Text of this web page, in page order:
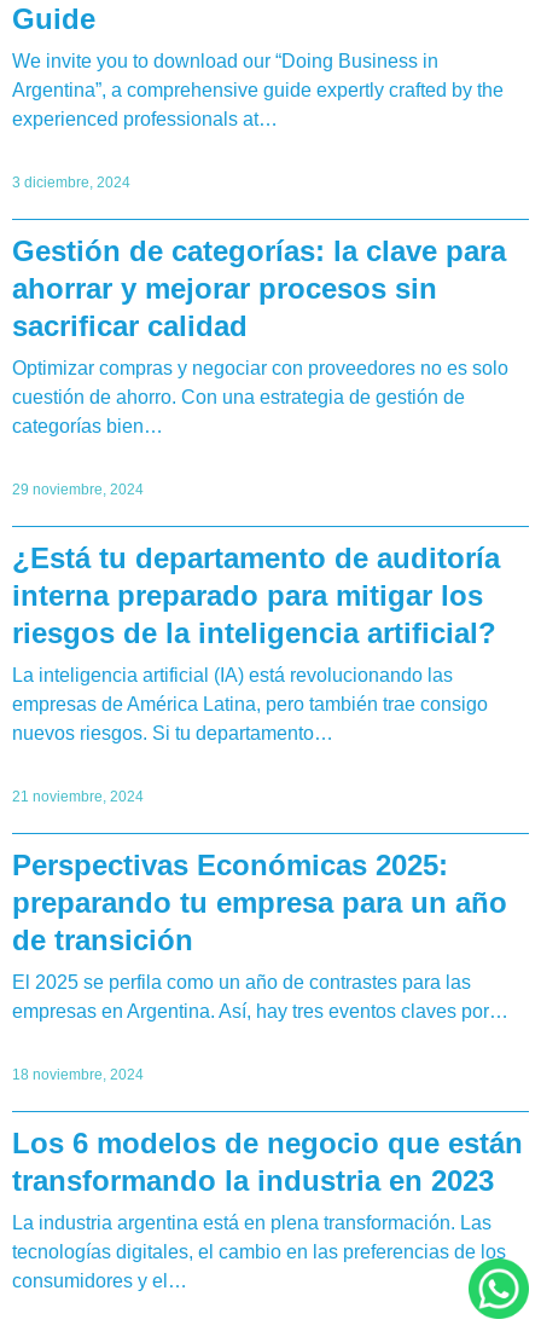
Guide
We invite you to download our “Doing Business in
Argentina”, a comprehensive guide expertly crafted by the
experienced professionals at…
3 diciembre, 2024
Gestión de categorías: la clave para
ahorrar y mejorar procesos sin
sacrificar calidad
Optimizar compras y negociar con proveedores no es solo
cuestión de ahorro. Con una estrategia de gestión de
categorías bien…
29 noviembre, 2024
¿Está tu departamento de auditoría
interna preparado para mitigar los
riesgos de la inteligencia artificial?
La inteligencia artificial (IA) está revolucionando las
empresas de América Latina, pero también trae consigo
nuevos riesgos. Si tu departamento…
21 noviembre, 2024
Perspectivas Económicas 2025:
preparando tu empresa para un año
de transición
El 2025 se perfila como un año de contrastes para las
empresas en Argentina. Así, hay tres eventos claves por…
18 noviembre, 2024
Los 6 modelos de negocio que están
transformando la industria en 2023
La industria argentina está en plena transformación. Las
tecnologías digitales, el cambio en las preferencias de los
consumidores y el…